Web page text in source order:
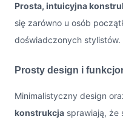
Prosta, intuicyjna
się zarówno u osób
doświadczonych stylistów.
Prosty design i
Minimalistyczny design
konstrukcja sprawiają, że